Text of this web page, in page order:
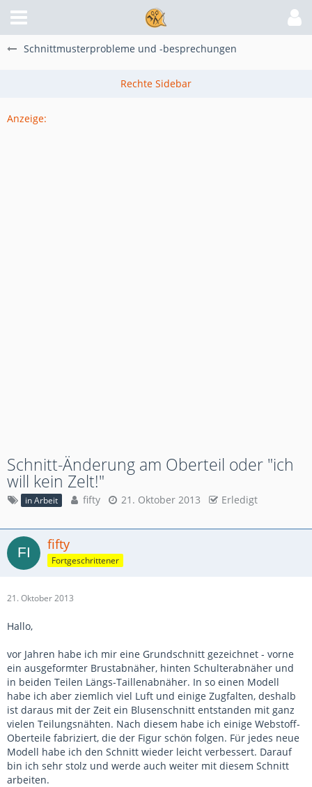
Schnittmusterprobleme und -besprechungen
Anzeige:
Schnitt-Änderung am Oberteil oder "ich
will kein Zelt!"
in Arbeit fifty 21. Oktober 2013 Erledigt
fifty
Fortgeschrittener
21. Oktober 2013
Hallo,
vor Jahren habe ich mir eine Grundschnitt gezeichnet - vorne
ein ausgeformter Brustabnäher, hinten Schulterabnäher und
in beiden Teilen Längs-Taillenabnäher. In so einen Modell
habe ich aber ziemlich viel Luft und einige Zugfalten, deshalb
ist daraus mit der Zeit ein Blusenschnitt entstanden mit ganz
vielen Teilungsnähten. Nach diesem habe ich einige Webstoff-
Oberteile fabriziert, die der Figur schön folgen. Für jedes neue
Modell habe ich den Schnitt wieder leicht verbessert. Darauf
bin ich sehr stolz und werde auch weiter mit diesem Schnitt
arbeiten.